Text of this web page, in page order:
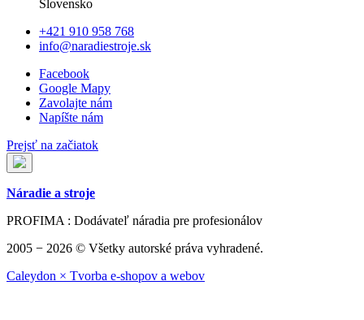
Slovensko
+421 910 958 768
info@naradiestroje.sk
Facebook
Google Mapy
Zavolajte nám
Napíšte nám
Prejsť na začiatok
Náradie a stroje
PROFIMA : Dodávateľ náradia pre profesionálov
2005 − 2026 © Všetky autorské práva vyhradené.
Caleydon × Tvorba e-shopov a webov